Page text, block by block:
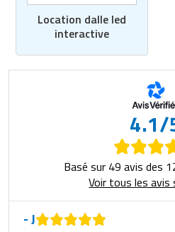
Location dalle led
interactive
4.1/
Basé sur 49 avis des
Voir tous les avis
- J